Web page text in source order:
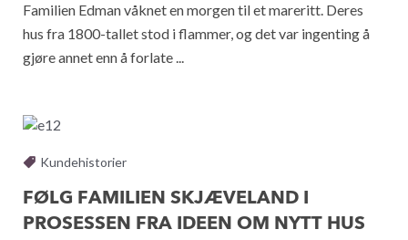
Familien Edman våknet en morgen til et mareritt. Deres
hus fra 1800-tallet stod i flammer, og det var ingenting å
gjøre annet enn å forlate ...
Kundehistorier
FØLG FAMILIEN SKJÆVELAND I
PROSESSEN FRA IDEEN OM NYTT HUS